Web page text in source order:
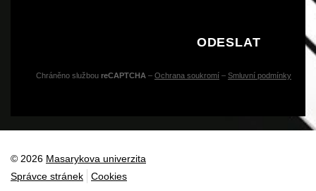
ODESLAT
Chráněno službou reCAPTCHA – Ochrana soukromí – Smluvní podmínky
© 2026 Masarykova univerzita
Správce stránek
Cookies